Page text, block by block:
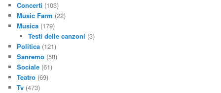
Concerti (103)
Music Farm (22)
Musica (179)
Testi delle canzoni (3)
Politica (121)
Sanremo (58)
Sociale (61)
Teatro (69)
Tv (473)